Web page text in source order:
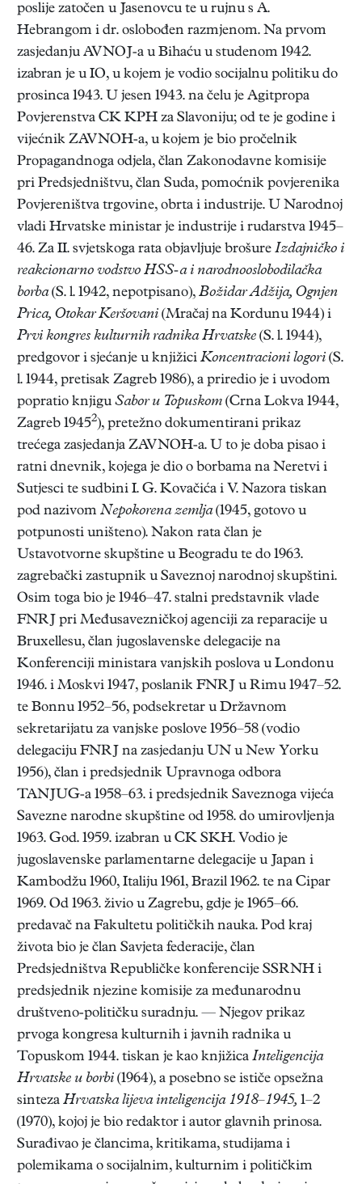
poslije zatočen u Jasenovcu te u rujnu s A.
Hebrangom i dr. oslobođen razmjenom. Na prvom
zasjedanju AVNOJ-a u Bihaću u studenom 1942.
izabran je u IO, u kojem je vodio socijalnu politiku do
prosinca 1943. U jesen 1943. na čelu je Agitpropa
Povjerenstva CK KPH za Slavoniju; od te je godine i
vijećnik ZAVNOH-a, u kojem je bio pročelnik
Propagandnoga odjela, član Zakonodavne komisije
pri Predsjedništvu, član Suda, pomoćnik povjerenika
Povjereništva trgovine, obrta i industrije. U Narodnoj
vladi Hrvatske ministar je industrije i rudarstva 1945–
46. Za II. svjetskoga rata objavljuje brošure Izdajničko i
reakcionarno vodstvo HSS-a i narodnooslobodilačka
borba(S. l. 1942, nepotpisano), Božidar Adžija, Ognjen
Prica, Otokar Keršovani (Mračaj na Kordunu 1944) i
Prvi kongres kulturnih radnika Hrvatske (S. l. 1944),
predgovor i sjećanje u knjižici Koncentracioni logori (S.
l. 1944, pretisak Zagreb 1986), a priredio je i uvodom
popratio knjigu Sabor u Topuskom (Crna Lokva 1944,
Zagreb 19452), pretežno dokumentirani prikaz
trećega zasjedanja ZAVNOH-a. U to je doba pisao i
ratni dnevnik, kojega je dio o borbama na Neretvi i
Sutjesci te sudbini I. G. Kovačića i V. Nazora tiskan
pod nazivom Nepokorena zemlja(1945, gotovo u
potpunosti uništeno). Nakon rata član je
Ustavotvorne skupštine u Beogradu te do 1963.
zagrebački zastupnik u Saveznoj narodnoj skupštini.
Osim toga bio je 1946–47. stalni predstavnik vlade
FNRJ pri Međusavezničkoj agenciji za reparacije u
Bruxellesu, član jugoslavenske delegacije na
Konferenciji ministara vanjskih poslova u Londonu
1946. i Moskvi 1947, poslanik FNRJ u Rimu 1947–52.
te Bonnu 1952–56, podsekretar u Državnom
sekretarijatu za vanjske poslove 1956–58 (vodio
delegaciju FNRJ na zasjedanju UN u New Yorku
1956), član i predsjednik Upravnoga odbora
TANJUG-a 1958–63. i predsjednik Saveznoga vijeća
Savezne narodne skupštine od 1958. do umirovljenja
1963. God. 1959. izabran u CK SKH. Vodio je
jugoslavenske parlamentarne delegacije u Japan i
Kambodžu 1960, Italiju 1961, Brazil 1962. te na Cipar
1969. Od 1963. živio u Zagrebu, gdje je 1965–66.
predavač na Fakultetu političkih nauka. Pod kraj
života bio je član Savjeta federacije, član
Predsjedništva Republičke konferencije SSRNH i
predsjednik njezine komisije za međunarodnu
društveno-političku suradnju. — Njegov prikaz
prvoga kongresa kulturnih i javnih radnika u
Topuskom 1944. tiskan je kao knjižica Inteligencija
Hrvatske u borbi (1964), a posebno se ističe opsežna
sinteza Hrvatska lijeva inteligencija 1918–1945, 1–2
(1970), kojoj je bio redaktor i autor glavnih prinosa.
Surađivao je člancima, kritikama, studijama i
polemikama o socijalnim, kulturnim i političkim